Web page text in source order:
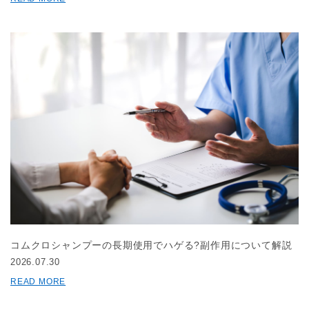
コムクロシャンプーの長期使用でハゲる?副作用について解説
2026.07.30
READ MORE